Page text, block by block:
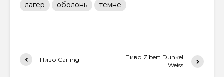
лагер оболонь темне
Пиво Carling
Пиво Zibert Dunkel
Weiss